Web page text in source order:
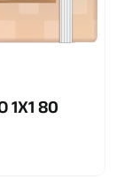
1X1 80